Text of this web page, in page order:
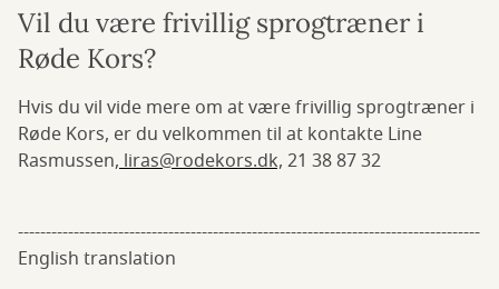
Vil du være frivillig sprogtræner i
Røde Kors?
Hvis du vil vide mere om at være frivillig sprogtræner i
Røde Kors, er du velkommen til at kontakte Line
Rasmussen,liras@rodekors.dk, 21 38 87 32
-----------------------------------------------------------------------------------
English translation